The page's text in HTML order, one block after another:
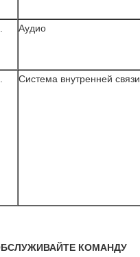
Аудио
Система внутренней связи
КОМАНДУ